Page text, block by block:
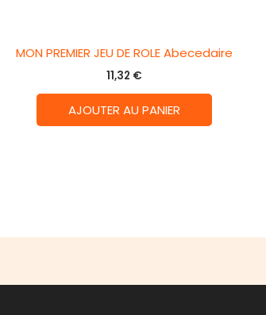
MON PREMIER JEU DE ROLE Abecedaire
11,32 €
AJOUTER AU PANIER